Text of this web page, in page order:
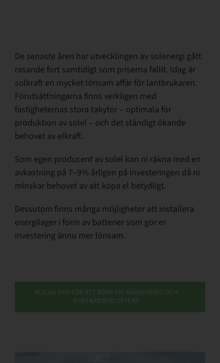
De senaste åren har utvecklingen av solenergi gått
rasande fort samtidigt som priserna fallit. Idag är
solkraft en mycket lönsam affär för lantbrukaren.
Förutsättningarna finns verkligen med
fastigheternas stora takytor – optimala för
produktion av solel – och det ständigt ökande
behovet av elkraft.
Som egen producent av solel kan ni räkna med en
avkastning på 7–9% årligen på investeringen då ni
minskar behovet av att köpa el betydligt.
Dessutom finns många möjligheter att installera
energilager i form av batterier som gör er
investering ännu mer lönsam.
KLICKA HÄR FÖR ATT BOKA FRI RÅDGIVNING OCH
KOSTNADSFRI OFFERT